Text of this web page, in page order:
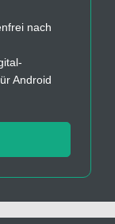
nach
Android